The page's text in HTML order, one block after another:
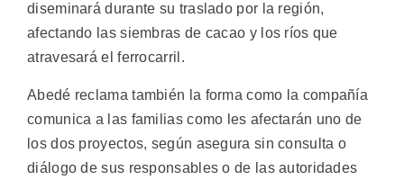
diseminará durante su traslado por la región,
afectando las siembras de cacao y los ríos que
atravesará el ferrocarril.
Abedé reclama también la forma como la compañía
comunica a las familias como les afectarán uno de
los dos proyectos, según asegura sin consulta o
diálogo de sus responsables o de las autoridades